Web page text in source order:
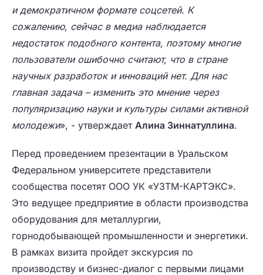
и демократичном формате соцсетей. К
сожалению, сейчас в медиа наблюдается
недостаток подобного контента, поэтому многие
пользователи ошибочно считают, что в стране
научных разработок и инноваций нет. Для нас
главная задача – изменить это мнение через
популяризацию науки и культуры силами активной
молодежи», - утверждает Алина Зиннатуллина.
Перед проведением презентации в Уральском
Федеральном университете представители
сообщества посетят ООО УК «УЗТМ-КАРТЭКС».
Это ведущее предприятие в области производства
оборудования для металлургии,
горнодобывающей промышленности и энергетики.
В рамках визита пройдет экскурсия по
производству и бизнес-диалог с первыми лицами